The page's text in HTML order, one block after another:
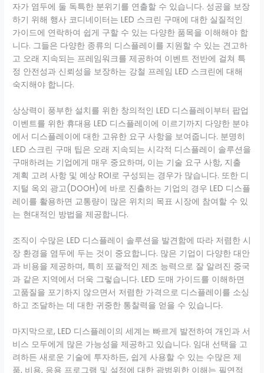
자가 염두에 둘 독특한 분위기를 연출할 수 있습니다. 성공을 보장
하기 위해 행사 코디네이터는 LED 스크린 구매에 대한 실질적인
가이드에 연락하여 쉽게 구할 수 있는 다양한 품목을 이해해야 합
니다. 그들은 다양한 종류의 디스플레이를 지원할 수 있는 견고하
고 오래 지속되는 프레임워크를 제공하여 이벤트 전반에 걸쳐 특
정 안전성과 신뢰성을 보장하는 강철 프레임 LED 스크린에 대해
숙지해야 합니다.
상상력이 풍부한 설치를 위한 창의적인 LED 디스플레이부터 팝업
이벤트를 위한 휴대용 LED 디스플레이에 이르기까지 다양한 분야
에서 디스플레이에 대한 고유한 요구 사항을 보여줍니다. 분명히
LED 스크린 구매 팁은 오래 지속되는 시각적 디스플레이 솔루션을
구매하려는 기업에게 매우 중요하며, 이는 기술 요구 사항, 지출
계획 고려 사항 및 예상 ROI로 구성되는 경우가 많습니다. 또한 디
지털 옥외 광고(DOOH)에 바로 진출하는 기업의 경우 LED 디스플
레이를 활용하면 교통량이 많은 위치의 목표 시장에 참여할 수 있
는 현대적인 방법을 제공합니다.
조직이 수많은 LED 디스플레이 솔루션을 발견함에 따라 저렴한 시
장 환경을 염두에 두는 것이 중요합니다. 많은 기업이 다양한 대안
과 비용을 제공하며, 특히 포괄적인 제조 능력으로 잘 알려진 중국
과 같은 지역에서 더욱 그렇습니다. LED 도매 가이드를 이해하면
고품질을 포기하지 않으면서 저렴한 가격으로 디스플레이를 소싱
하고 조달하는 데 대한 귀중한 통찰력을 얻을 수 있습니다.
마지막으로, LED 디스플레이의 세계는 빠르게 발전하여 개인과 서
비스 모두에게 많은 가능성을 제공하고 있습니다. 임대 선택을 고
려하든 새로운 기술에 투자하든, 쉽게 사용할 수 있는 수많은 제
품, 비용, 응용 프로그램 및 설정에 대한 광범위한 이해는 필연적